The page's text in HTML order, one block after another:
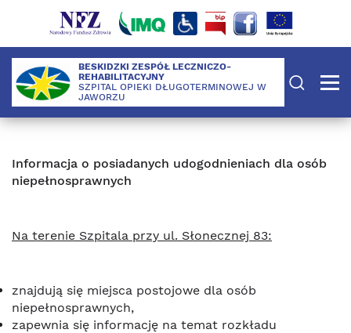
BESKIDZKI ZESPÓŁ LECZNICZO-
REHABILITACYJNY
SZPITAL OPIEKI DŁUGOTERMINOWEJ W
JAWORZU
Informacja o posiadanych udogodnieniach dla osób
niepełnosprawnych
Na terenie Szpitala przy ul. Słonecznej 83:
znajdują się miejsca postojowe dla osób
niepełnosprawnych,
zapewnia się informację na temat rozkładu